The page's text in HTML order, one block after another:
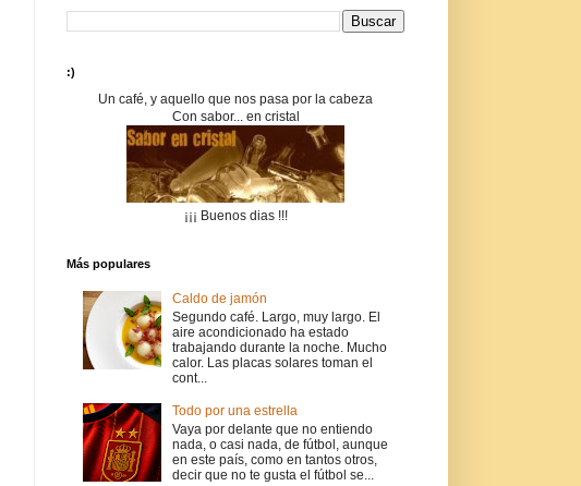
:)
Un café, y aquello que nos pasa por la cabeza
Con sabor... en cristal
¡¡¡ Buenos dias !!!
Más populares
Caldo de jamón
Segundo café. Largo, muy largo. El
aire acondicionado ha estado
trabajando durante la noche. Mucho
calor. Las placas solares toman el
cont...
Todo por una estrella
Vaya por delante que no entiendo
nada, o casi nada, de fútbol, aunque
en este país, como en tantos otros,
decir que no te gusta el fútbol se...